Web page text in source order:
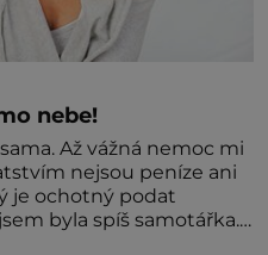
nebe!
Až vážná nemoc mi
nejsou peníze ani
je ochotný podat
byla spíš samotářka.